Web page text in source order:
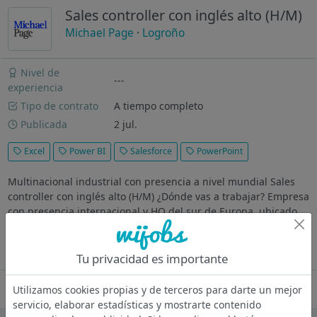
Sales controller con inglés alto (H/M)
Michael Page · Logroño
Nivel de
experiencia
---
Tipo de contrato
A tiempo completo
Publicada
2 jul.
Excel Power BI Salesforce PowerPoint
Multinacional industrial con presencia a nivel mundial Sales
controller con inglés alto (H/M) ¿Dónde vas a trabajar? Empresa
con presencia internacional y HQ del sur de Europa, ubicado
en las inmediaciones de Logroño. Descripción En dependencia
Oferta desactivada
Tu privacidad es importante
Utilizamos cookies propias y de terceros para darte un mejor
servicio, elaborar estadísticas y mostrarte contenido